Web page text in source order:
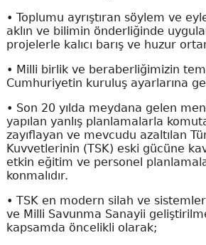
• Toplumu ayrıştıran söylem ve
aklın ve bilimin önderliğinde
projelerle kalıcı barış ve huzur
• Milli birlik ve beraberliğimizin
Cumhuriyetin kuruluş ayarlarına
• Son 20 yılda meydana gelen
yapılan yanlış planlamalarla
zayıflayan ve mevcudu azaltılan
Kuvvetlerinin (TSK) eski gücüne
etkin eğitim ve personel
konmalıdır.
• TSK en modern silah ve
ve Milli Savunma Sanayii
kapsamda öncelikli olarak;